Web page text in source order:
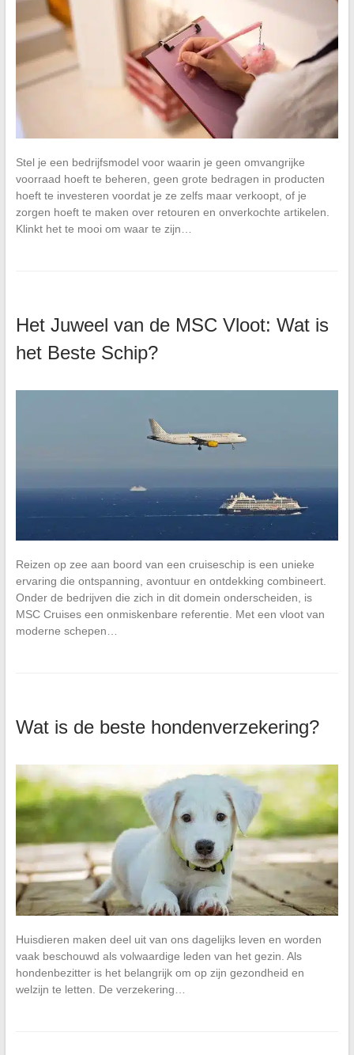
Stel je een bedrijfsmodel voor waarin je geen omvangrijke
voorraad hoeft te beheren, geen grote bedragen in producten
hoeft te investeren voordat je ze zelfs maar verkoopt, of je
zorgen hoeft te maken over retouren en onverkochte artikelen.
Klinkt het te mooi om waar te zijn…
Het Juweel van de MSC Vloot: Wat is
het Beste Schip?
Reizen op zee aan boord van een cruiseschip is een unieke
ervaring die ontspanning, avontuur en ontdekking combineert.
Onder de bedrijven die zich in dit domein onderscheiden, is
MSC Cruises een onmiskenbare referentie. Met een vloot van
moderne schepen…
Wat is de beste hondenverzekering?
Huisdieren maken deel uit van ons dagelijks leven en worden
vaak beschouwd als volwaardige leden van het gezin. Als
hondenbezitter is het belangrijk om op zijn gezondheid en
welzijn te letten. De verzekering…